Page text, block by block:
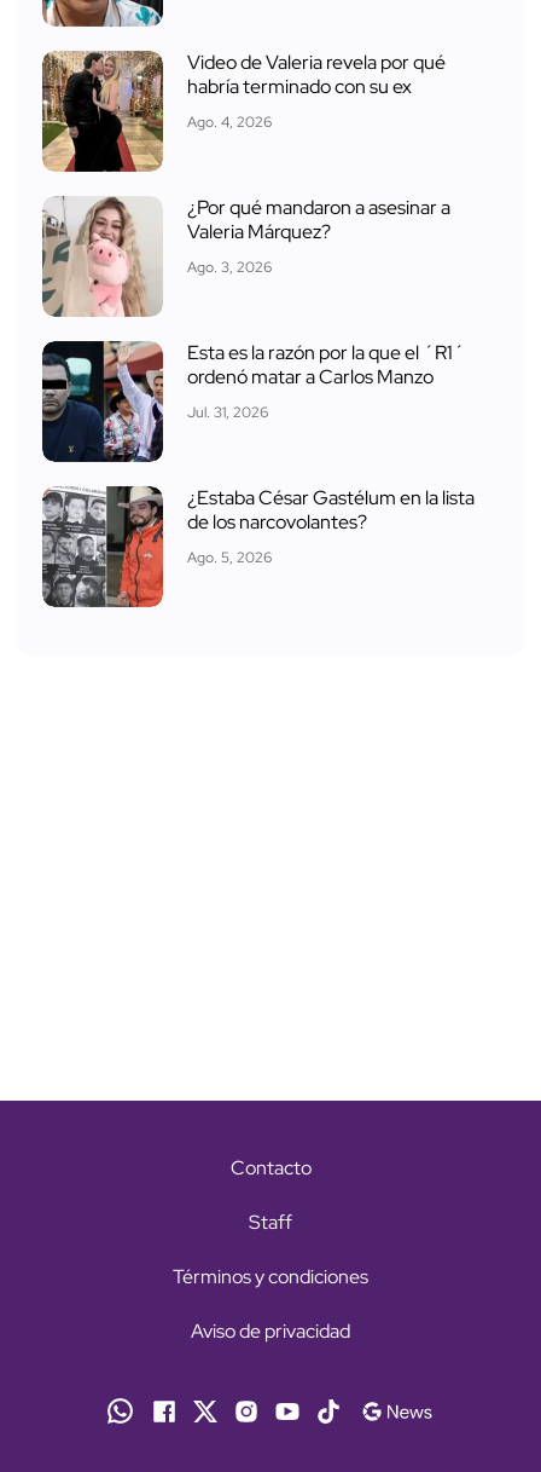
Video de Valeria revela por qué
habría terminado con su ex
Ago. 4, 2026
¿Por qué mandaron a asesinar a
Valeria Márquez?
Ago. 3, 2026
Esta es la razón por la que el ´R1´
ordenó matar a Carlos Manzo
Jul. 31, 2026
¿Estaba César Gastélum en la lista
de los narcovolantes?
Ago. 5, 2026
Contacto
Staff
Términos y condiciones
Aviso de privacidad